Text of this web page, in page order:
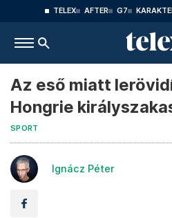
TELEX AFTER G7
Az eső miatt
Hongrie
SPORT
Ignácz Péter